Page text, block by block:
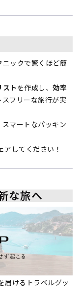
ニックで驚くほど簡
ストを作成し、 効率
フリーな旅行が実
マートなパッキン
してください！
な旅へ
届けるトラベルグッ